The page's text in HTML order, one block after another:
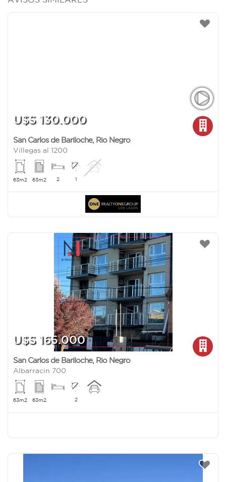
U$S 130.000
San Carlos de Bariloche, Rio Negro
Villegas al 1200
63m2 63m2 2 1
U$S 165.000
San Carlos de Bariloche, Rio Negro
Albarracin 700
63m2 63m2 2